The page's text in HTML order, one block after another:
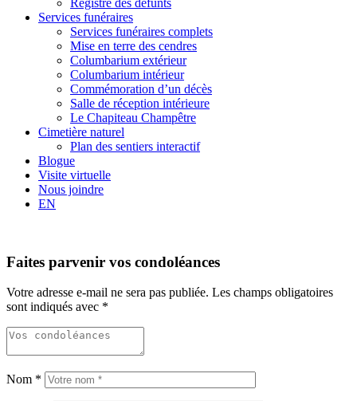
Registre des défunts
Services funéraires
Services funéraires complets
Mise en terre des cendres
Columbarium extérieur
Columbarium intérieur
Commémoration d’un décès
Salle de réception intérieure
Le Chapiteau Champêtre
Cimetière naturel
Plan des sentiers interactif
Blogue
Visite virtuelle
Nous joindre
EN
Faites parvenir vos condoléances
Votre adresse e-mail ne sera pas publiée. Les champs obligatoires
sont indiqués avec *
Nom *